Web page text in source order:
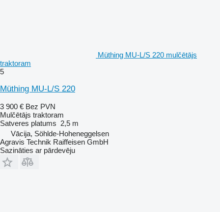
Müthing MU-L/S 220 mulčētājs
traktoram
5
Müthing MU-L/S 220
3 900 € Bez PVN
Mulčētājs traktoram
Satveres platums 2,5 m
Vācija, Söhlde-Hoheneggelsen
Agravis Technik Raiffeisen GmbH
Sazināties ar pārdevēju